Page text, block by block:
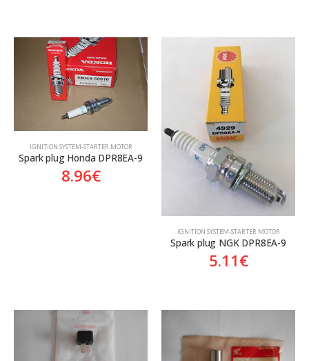
ΙGNITION SYSTEM-STARTER MOTOR
Spark plug Honda DPR8EA-9
8.96€
ΙGNITION SYSTEM-STARTER MOTOR
Spark plug NGK DPR8EA-9
5.11€